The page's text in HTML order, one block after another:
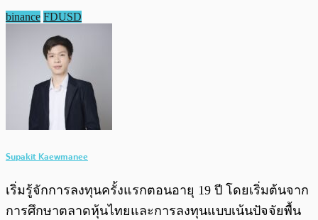
binance FDUSD
Supakit Kaewmanee
เริ่มรู้จักการลงทุนครั้งแรกตอนอายุ 19 ปี โดยเริ่มต้นจาก
การศึกษาตลาดหุ้นไทยและการลงทุนแบบเน้นปัจจัยพื้น